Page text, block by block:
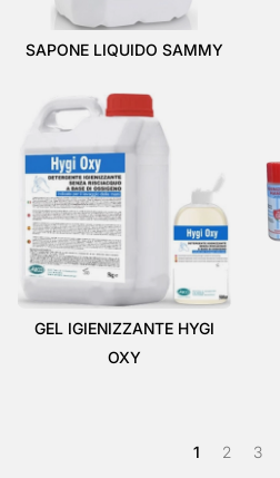
SAPONE LIQUIDO SAMMY
GEL IGIENIZZANTE HYGI
OXY
1 2 3